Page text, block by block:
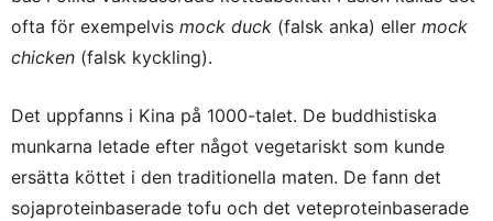
ofta för exempelvis mock duck (falsk anka) eller mock
chicken (falsk kyckling).
Det uppfanns i Kina på 1000-talet. De buddhistiska
munkarna letade efter något vegetariskt som kunde
ersätta köttet i den traditionella maten. De fann det
sojaproteinbaserade tofu och det veteproteinbaserade